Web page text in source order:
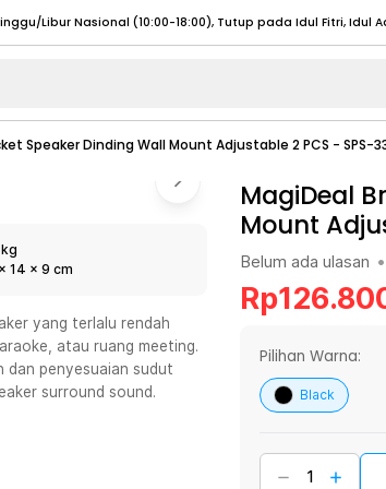
Sabtu - Minggu (08:00 - 20:00), Tutup pada Idul Fitri
- Minggu/ Libur Nasional (08:00 - 17:00)Selengkapnya
- Minggu/ Libur Nasional (08:00 - 17:00) Selengkapnya
Libur Nasional (12:00-20:00), Tutup pada Idul Fitri
Libur Nasional (12:00-20:00), Tutup pada Idul Fitri
Sabtu - Minggu (08:00 - 20:00), Tutup pada Idul Fitri
Selengkapnya
Speaker Dinding Wall Mount Adjustable 2 PCS - SPS-
x 14 x 9 cm
yang terlalu rendah
atau ruang meeting.
dan penyesuaian sudut
surround sound.
MagiDeal
Mount
Belum ada ulasan •
Rp
Pilihan Warna:
Black